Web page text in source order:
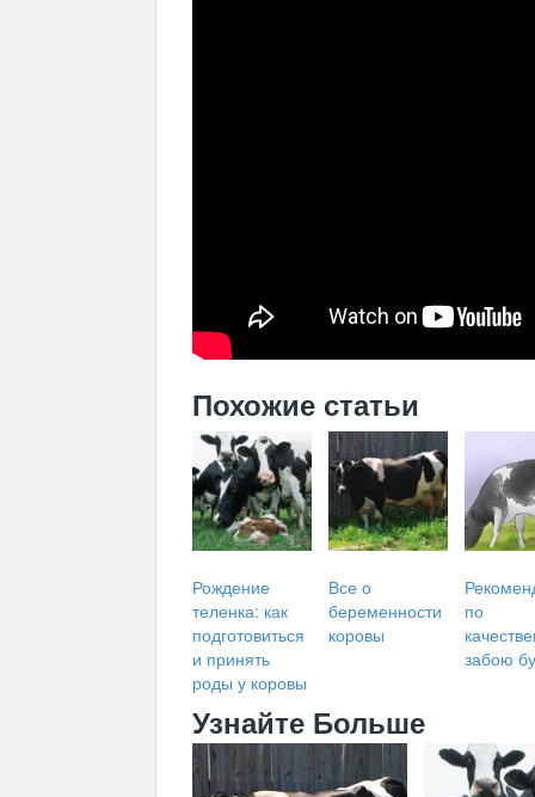
Похожие статьи
Рождение
теленка: как
подготовиться
и принять
роды у коровы
Все о
беременности
коровы
по
забою
Узнайте Больше